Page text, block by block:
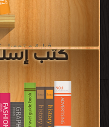
كتب
قراءة و تحميل